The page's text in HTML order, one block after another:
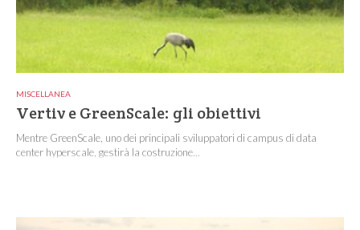
MISCELLANEA
Vertiv e GreenScale: gli obiettivi
Mentre GreenScale, uno dei principali sviluppatori di campus di data
center hyperscale, gestirà la costruzione...